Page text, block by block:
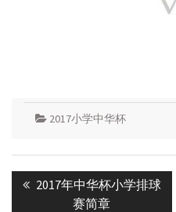
2017小学中华杯
navigation
Previous
2017年中华杯小学排球
赛简章